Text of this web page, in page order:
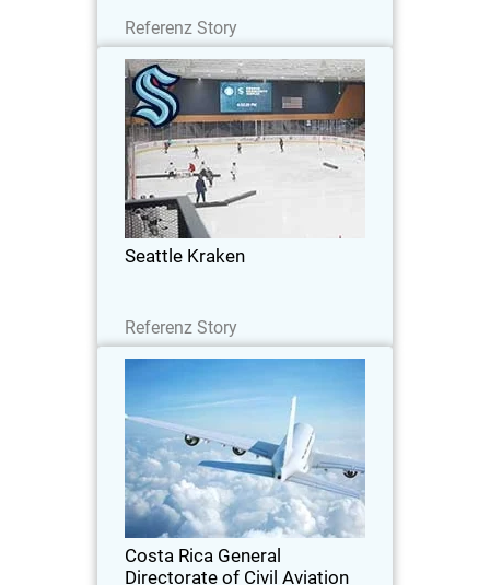
Referenz Story
Seattle Kraken
Referenz Story
Seattle Kraken
Seattle Kraken stärken ihre
Cyberabwehr mit der Unified Security
Platform® von WatchGuard
Costa Rica General
Directorate of Civil Aviation
Costa Rica General Directorate
of Civil Aviation
Angesichts aktueller Cyber-Angriffe in
Costa Rica hat der örtliche
Luftverkehrssektor die
benutzerorientierten
Sicherheitsmaßnahmen verstärkt.